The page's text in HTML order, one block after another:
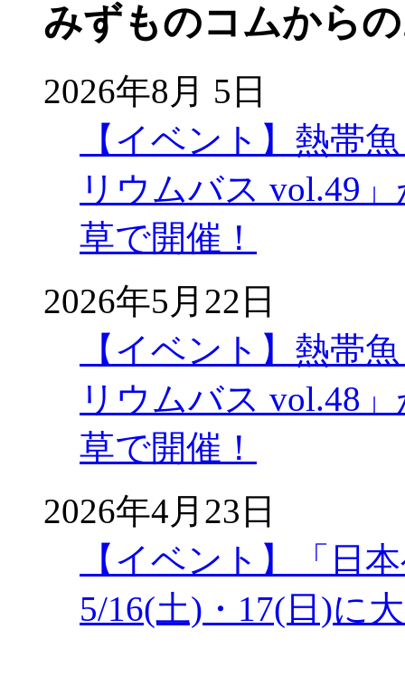
みずものコムから
2026年8月 5日
【イベント】熱帯
リウムバス vol.49
草で開催！
2026年5月22日
【イベント】熱帯
リウムバス vol.48
草で開催！
2026年4月23日
【イベント】「日
5/16(土)・17(日)に